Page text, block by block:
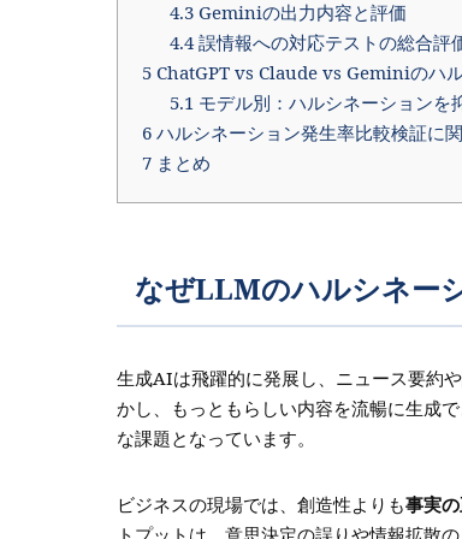
4.3Geminiの出力内容と評価
4.4誤情報への対応テストの総合評
5 ChatGPT vs Claude vs Geminiのハ
5.1モデル別：ハルシネーションを
6 ハルシネーション発生率比較検証に
7 まとめ
なぜLLMのハルシネー
生成AIは飛躍的に発展し、ニュース要約
かし、もっともらしい内容を流暢に生成で
な課題となっています。
ビジネスの現場では、創造性よりも事実